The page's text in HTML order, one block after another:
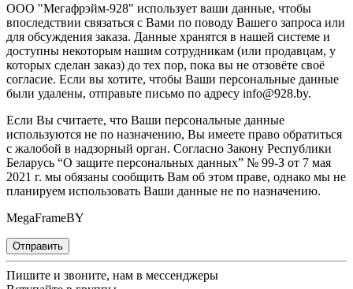
ООО "Мегафрэйм-928" использует ваши данные, чтобы
впоследствии связаться с Вами по поводу Вашего запроса или
для обсуждения заказа. Данные хранятся в нашей системе и
доступны некоторым нашим сотрудникам (или продавцам, у
которых сделан заказ) до тех пор, пока вы не отзовёте своё
согласие. Если вы хотите, чтобы Ваши персональные данные
были удалены, отправьте письмо по адресу info@928.by.
Если Вы считаете, что Ваши персональные данные
используются не по назначению, Вы имеете право обратиться
с жалобой в надзорный орган. Согласно Закону Республики
Беларусь “О защите персональных данных” № 99-З от 7 мая
2021 г. мы обязаны сообщить Вам об этом праве, однако мы не
планируем использовать Ваши данные не по назначению.
MegaFrameBY
Отправить
Пишите и звоните, нам в мессенджеры